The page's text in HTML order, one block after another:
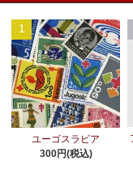
1
ユーゴスラビア
300円(税込)